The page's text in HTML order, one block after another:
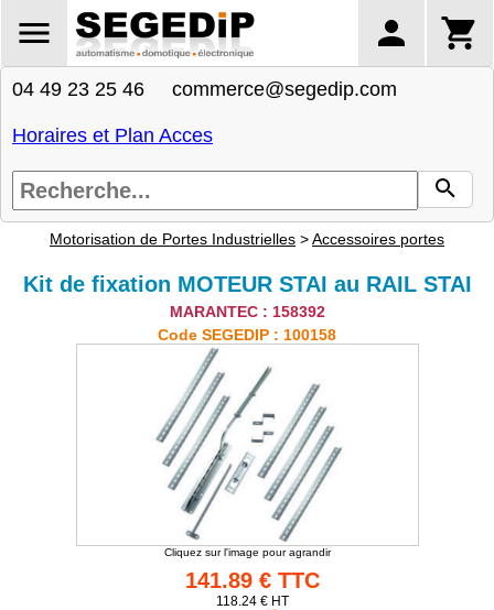
04 49 23 25 46 commerce@segedip.com
Horaires et Plan Acces
Motorisation de Portes Industrielles >Accessoires portes
Kit de fixation MOTEUR STAI au RAIL STAI
MARANTEC : 158392
Code SEGEDIP : 100158
Cliquez sur l'image pour agrandir
141.89 € TTC
118.24 € HT